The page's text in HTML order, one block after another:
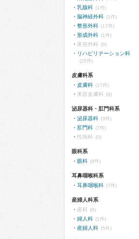
乳腺科 (1件)
脳神経外科 (1件)
整形外科 (17件)
形成外科 (1件)
美容外科 (0)
リハビリテーション科
(25件)
皮膚科系
皮膚科 (17件)
美容皮膚科 (0)
泌尿器科・肛門科系
泌尿器科 (3件)
肛門科 (7件)
性病科 (0)
眼科系
眼科 (9件)
耳鼻咽喉科系
耳鼻咽喉科 (7件)
産婦人科系
産科 (0)
婦人科 (1件)
産婦人科 (5件)